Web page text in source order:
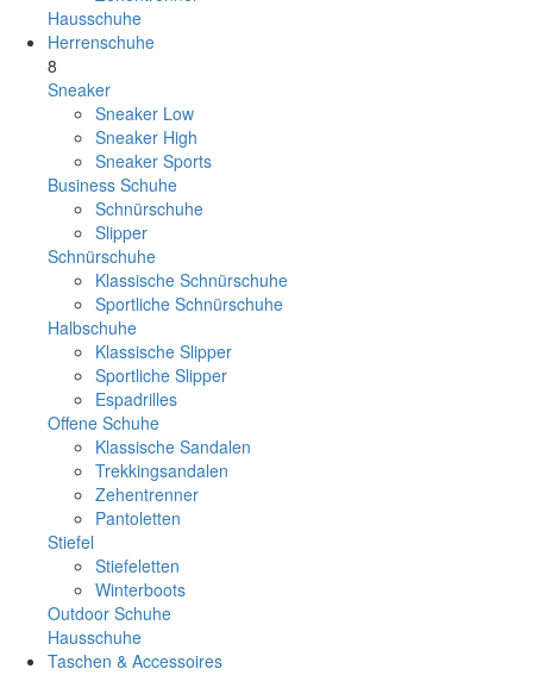
Hausschuhe
Herrenschuhe
8
Sneaker
Sneaker Low
Sneaker High
Sneaker Sports
Business Schuhe
Schnürschuhe
Slipper
Schnürschuhe
Klassische Schnürschuhe
Sportliche Schnürschuhe
Halbschuhe
Klassische Slipper
Sportliche Slipper
Espadrilles
Offene Schuhe
Klassische Sandalen
Trekkingsandalen
Zehentrenner
Pantoletten
Stiefel
Stiefeletten
Winterboots
Outdoor Schuhe
Hausschuhe
Taschen & Accessoires